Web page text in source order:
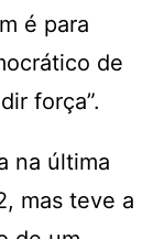
é para
de
força”.
na última
mas teve a